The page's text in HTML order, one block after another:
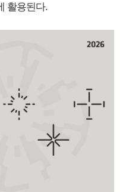
활용된다.